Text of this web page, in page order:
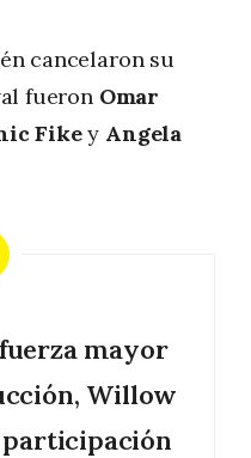
cancelaron su
fueron Omar
Fikey Angela
mayor
Willow
participación